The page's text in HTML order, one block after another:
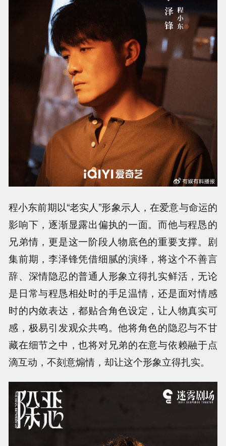
程小东前期以“老实人”形象示人，在爱意与命运的
影响下，逐渐显露出偏执的一面。而他与程恳的
兄弟情，更是这一阶段人物底色的重要支撑。剧
集前期，李泽锋凭借细腻的演绎，将这个不善言
辞、深情隐忍的普通人形象立得扎实鲜活，无论
是日常与程恳相处时的手足温情，还是面对情感
时的内敛表达，都贴合角色设定，让人物真实可
感，极易引发观众共鸣。他将角色的隐忍与不甘
藏在细节之中，也将对兄弟的在意与依赖融于点
滴互动，不刻意煽情，却让这个形象立得扎实。